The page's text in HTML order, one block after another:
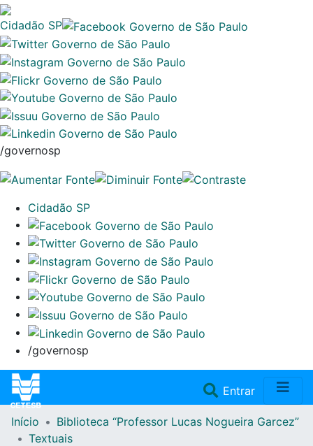
Cidadão SP
/governosp
Cidadão SP
/governosp
Entrar(current)
Home
Início
Biblioteca “Professor Lucas Nogueira Garcez”
Textuais